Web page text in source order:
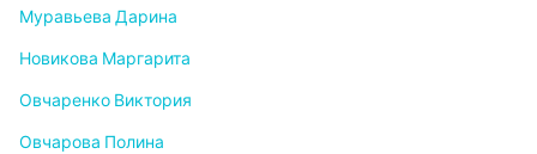
Муравьева Дарина
Новикова Маргарита
Овчаренко Виктория
Овчарова Полина